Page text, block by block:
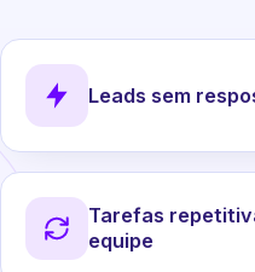
Leads sem
Tarefas
equipe